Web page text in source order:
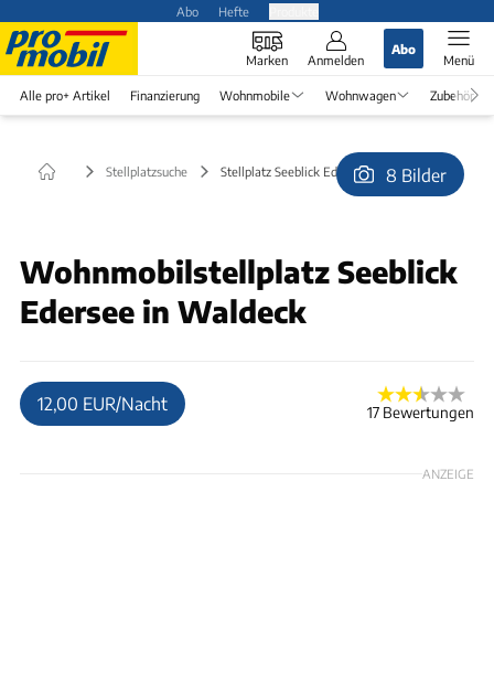
Abo Hefte
Marken Anmelden
Abo
Menü
Alle pro+ Artikel Finanzierung Wohnmobile Wohnwagen Zubehör
Stellplatzsuche Stellplatz Seeblick Edersee in Waldeck
8 Bilder
Wohnmobilstellplatz Seeblick
Edersee in Waldeck
12,00 EUR/Nacht 17 Bewertungen
ANZEIGE